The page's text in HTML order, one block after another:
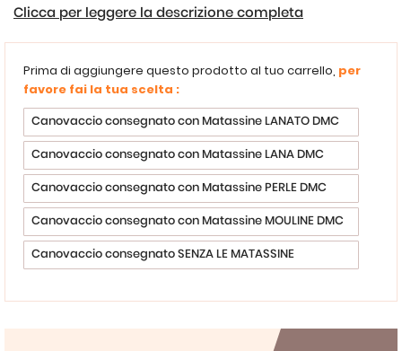
Clicca per leggere la descrizione completa
Prima di aggiungere questo prodotto al tuo carrello, per
favore fai la tua scelta :
Canovaccio consegnato con Matassine LANATO DMC
Canovaccio consegnato con Matassine LANA DMC
Canovaccio consegnato con Matassine PERLE DMC
Canovaccio consegnato con Matassine MOULINE DMC
Canovaccio consegnato SENZA LE MATASSINE